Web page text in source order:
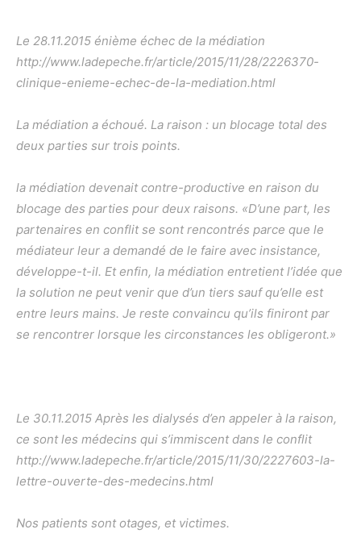
Le 28.11.2015 énième échec de la médiation
http://www.ladepeche.fr/article/2015/11/28/2226370-
clinique-enieme-echec-de-la-mediation.html
La médiation a échoué. La raison : un blocage total des
deux parties sur trois points.
la médiation devenait contre-productive en raison du
blocage des parties pour deux raisons. «D’une part, les
partenaires en conflit se sont rencontrés parce que le
médiateur leur a demandé de le faire avec insistance,
développe-t-il. Et enfin, la médiation entretient l’idée que
la solution ne peut venir que d’un tiers sauf qu’elle est
entre leurs mains. Je reste convaincu qu’ils finiront par
se rencontrer lorsque les circonstances les obligeront.»
Le 30.11.2015 Après les dialysés d’en appeler à la raison,
ce sont les médecins qui s’immiscent dans le conflit
http://www.ladepeche.fr/article/2015/11/30/2227603-la-
lettre-ouverte-des-medecins.html
Nos patients sont otages, et victimes.